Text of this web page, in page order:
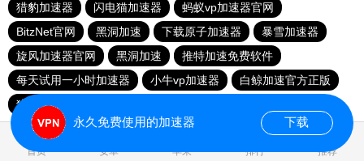
猎豹加速器
闪电猫加速器
蚂蚁vp加速器官网
BitzNet官网
黑洞加速 下载原子加速器
暴雪加速器
旋风加速器官网
黑洞加速
推特加速免费软件
每天试用一小时加速器
小牛vp加速器
白鲸加速官方正版
猎豹加速器
首页 安卓 苹果 排行 推荐
永久免费使用的加速器 下载
0.051659s